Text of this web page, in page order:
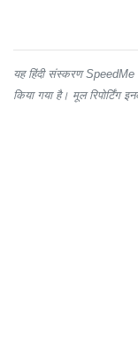
यह हिंदी संस्करण SpeedMe
किया गया है। मूल रिपोर्टिंग